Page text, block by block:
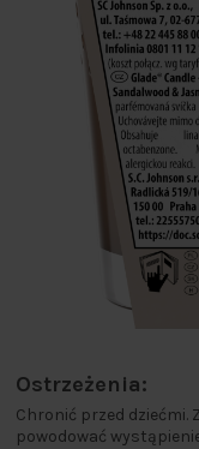
Ostrzeżenia:
Chronić przed dziećmi.
powodować